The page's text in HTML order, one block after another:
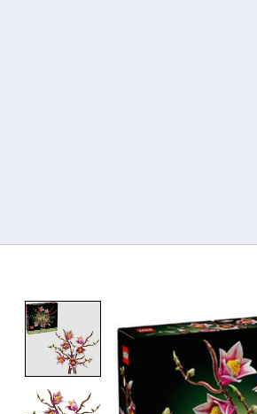
Product image